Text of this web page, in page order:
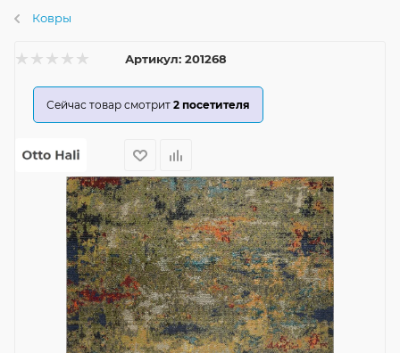
Ковры
Артикул: 201268
Сейчас товар смотрит 2 посетителя